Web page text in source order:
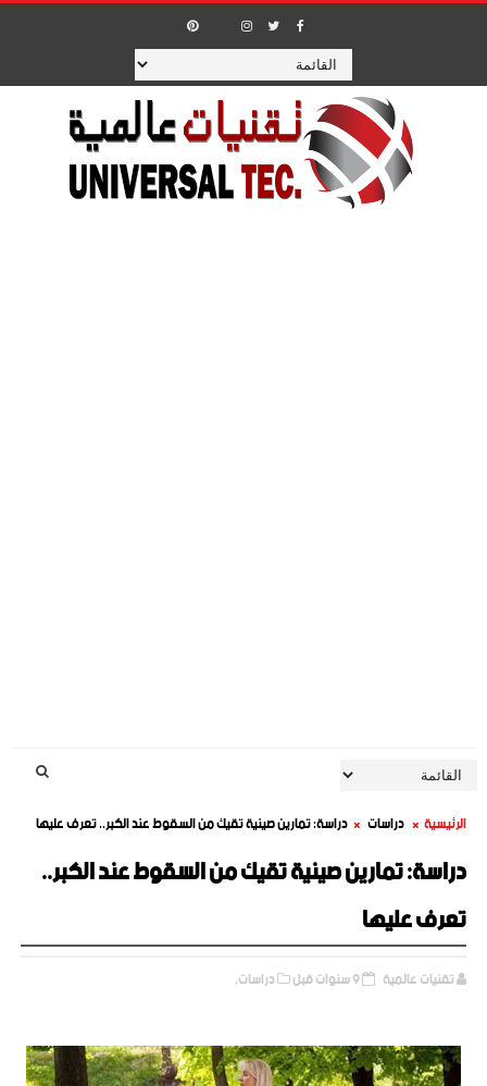
الرئيسية دراسات دراسة: تمارين صينية تقيك من السقوط عند الكبر.. تعرف عليها
دراسة: تمارين صينية تقيك من السقوط عند الكبر..
تعرف عليها
تقنيات عالمية 9 سنوات قبل دراسات,